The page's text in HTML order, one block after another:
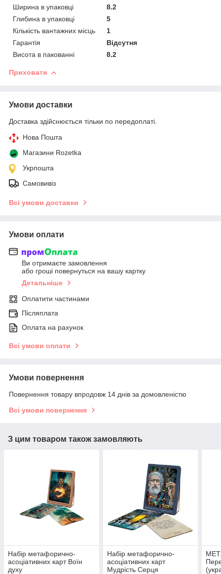
Ширина в упаковці
8.2
Глибина в упаковці
5
Кількість вантажних місць
1
Гарантія
Відсутня
Висота в пакованні
8.2
Приховати
Умови доставки
Доставка здійснюється тільки по передоплаті.
Нова Пошта
Магазини Rozetka
Укрпошта
Самовивіз
Всі умови доставки
Умови оплати
Ви отримаєте замовлення
або гроші повернуться на вашу картку
Детальніше
Оплатити частинами
Післяплата
Оплата на рахунок
Всі умови оплати
Умови повернення
Повернення товару впродовж 14 днів за домовленістю
Всі умови повернення
З цим товаром також замовляють
Набір метафорично-
асоціативних карт Воїн
духу
Набір метафорично-
асоціативних карт
Мудрість Серця